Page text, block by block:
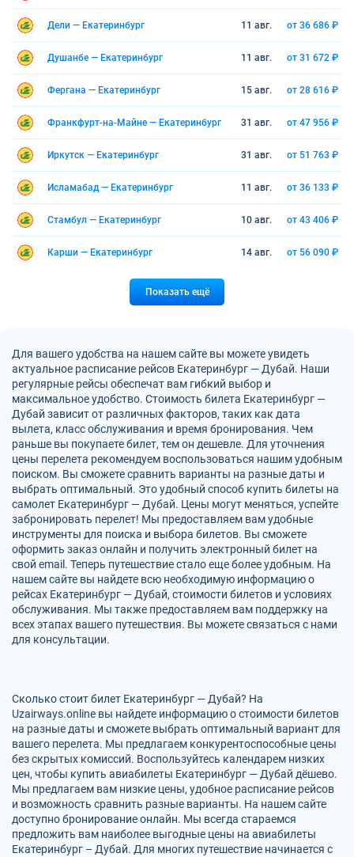
Дели — Екатеринбург 11 авг. от 36 686 ₽
Душанбе — Екатеринбург 11 авг. от 31 672 ₽
Фергана — Екатеринбург 15 авг. от 28 616 ₽
Франкфурт-на-Майне — Екатеринбург 31 авг. от 47 956 ₽
Иркутск — Екатеринбург 31 авг. от 51 763 ₽
Исламабад — Екатеринбург 11 авг. от 36 133 ₽
Стамбул — Екатеринбург 10 авг. от 43 406 ₽
Карши — Екатеринбург 14 авг. от 56 090 ₽
Показать ещё
Для вашего удобства на нашем сайте вы можете увидеть
актуальное расписание рейсов Екатеринбург — Дубай. Наши
регулярные рейсы обеспечат вам гибкий выбор и
максимальное удобство. Стоимость билета Екатеринбург —
Дубай зависит от различных факторов, таких как дата
вылета, класс обслуживания и время бронирования. Чем
раньше вы покупаете билет, тем он дешевле. Для уточнения
цены перелета рекомендуем воспользоваться нашим удобным
поиском. Вы сможете сравнить варианты на разные даты и
выбрать оптимальный. Это удобный способ купить билеты на
самолет Екатеринбург — Дубай. Цены могут меняться, успейте
забронировать перелет! Мы предоставляем вам удобные
инструменты для поиска и выбора билетов. Вы сможете
оформить заказ онлайн и получить электронный билет на
свой email. Теперь путешествие стало еще более удобным. На
нашем сайте вы найдете всю необходимую информацию о
рейсах Екатеринбург — Дубай, стоимости билетов и условиях
обслуживания. Мы также предоставляем вам поддержку на
всех этапах вашего путешествия. Вы можете связаться с нами
для консультации.
Сколько стоит билет Екатеринбург — Дубай? На
Uzairways.online вы найдете информацию о стоимости билетов
на разные даты и сможете выбрать оптимальный вариант для
вашего перелета. Мы предлагаем конкурентоспособные цены
без скрытых комиссий. Воспользуйтесь календарем низких
цен, чтобы купить авиабилеты Екатеринбург — Дубай дёшево.
Мы предлагаем вам низкие цены, удобное расписание рейсов
и возможность сравнить разные варианты. На нашем сайте
доступно бронирование онлайн. Мы всегда стараемся
предложить вам наиболее выгодные цены на авиабилеты
Екатеринбург – Дубай. Для многих путешествие начинается с